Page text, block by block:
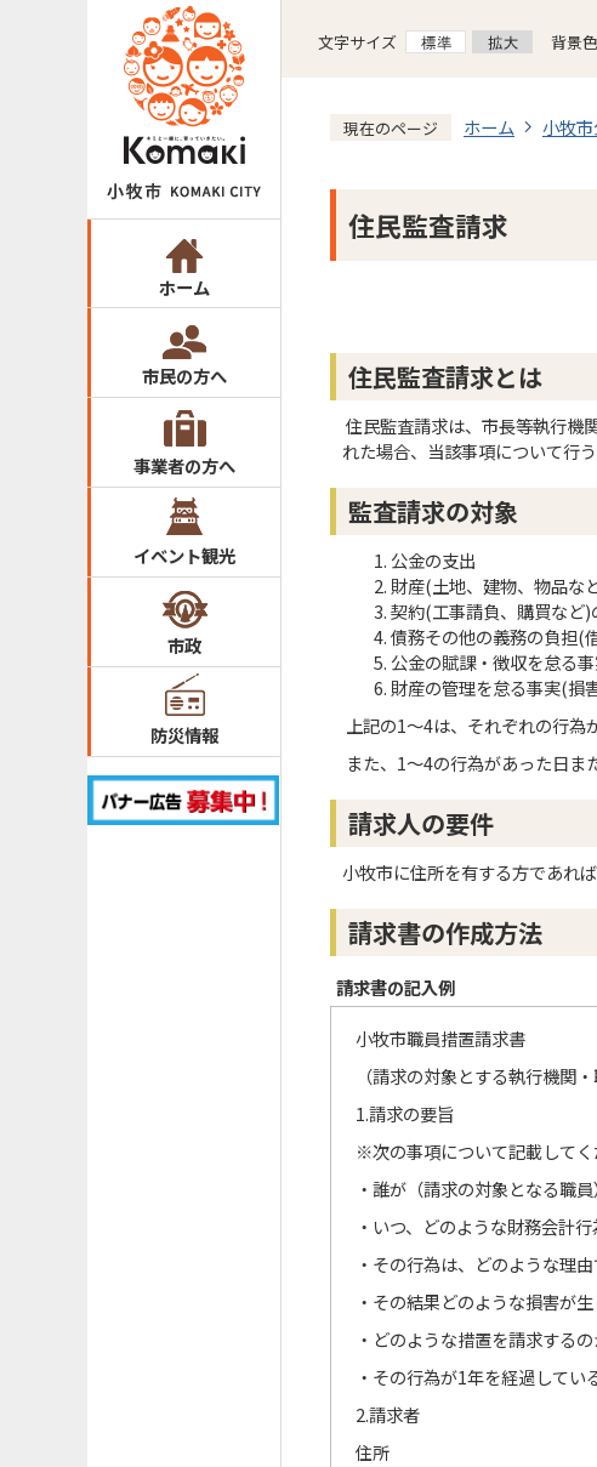
ホーム
市民の方へ
事業者の方へ
イベント観光
市政
防災情報
文字サイズ 背景
現在のページ ホーム 小牧
住民監査請求
住民監査請求とは
住民監査請求は、市長等執行機
れた場合、当該事項について行
監査請求の対象
公金の支出
財産(土地、建物、物品な
契約(工事請負、購買など)
債務その他の義務の負担(
公金の賦課・徴収を怠る
財産の管理を怠る事実(損
上記の1～4は、それぞれの行為
また、1～4の行為があった日ま
請求人の要件
小牧市に住所を有する方であれ
請求書の作成方法
請求書の記入例
小牧市職員措置請求書
（請求の対象とする執行機関
1.請求の要旨
※次の事項について記載してく
・誰が（請求の対象となる職員）
・いつ、どのような財務会計
・その行為は、どのような理
・その結果どのような損害が
・どのような措置を請求する
・その行為が1年を経過して
2.請求者
住所